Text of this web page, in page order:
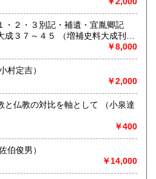
210円
円
・２・３別記・補遺・宜胤卿記
（増補史料大成刊行
￥8,000
詩集遺書第一集 （小村定吉）
￥2,000
の対比を軸として （小泉達
￥400
伯俊男作品集 （佐伯俊男）
￥14,000